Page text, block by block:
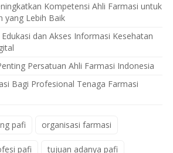
Kompetensi Ahli Farmasi untuk
yang Lebih Baik
dan Akses Informasi Kesehatan
Persatuan Ahli Farmasi Indonesia
Bagi Profesional Tenaga Farmasi
pafi organisasi farmasi
pafi tujuan adanya pafi